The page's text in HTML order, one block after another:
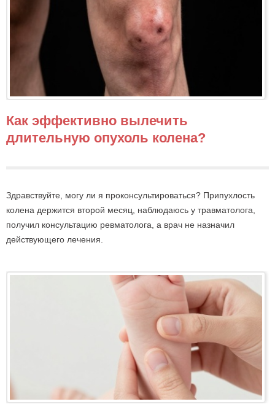
Как эффективно вылечить
длительную опухоль колена?
Здравствуйте, могу ли я проконсультироваться? Припухлость
колена держится второй месяц, наблюдаюсь у травматолога,
получил консультацию ревматолога, а врач не назначил
действующего лечения.